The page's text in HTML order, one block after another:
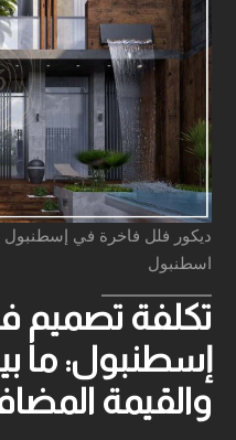
ديكور فلل فاخرة في
اسطنبول
تكلفة تصميم
إسطنبول: ما
والقيمة